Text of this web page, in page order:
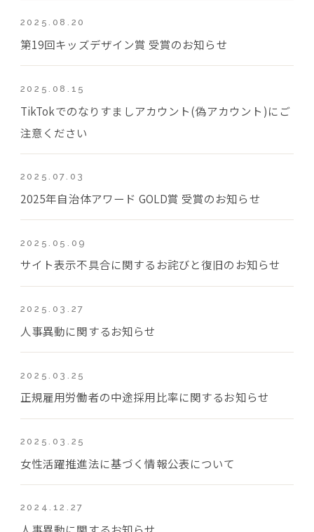
2025.08.20
第19回キッズデザイン賞 受賞のお知らせ
2025.08.15
TikTokでのなりすましアカウント(偽アカウント)にご
注意ください
2025.07.03
2025年自治体アワード GOLD賞 受賞のお知らせ
2025.05.09
サイト表示不具合に関するお詫びと復旧のお知らせ
2025.03.27
人事異動に関するお知らせ
2025.03.25
正規雇用労働者の中途採用比率に関するお知らせ
2025.03.25
女性活躍推進法に基づく情報公表について
2024.12.27